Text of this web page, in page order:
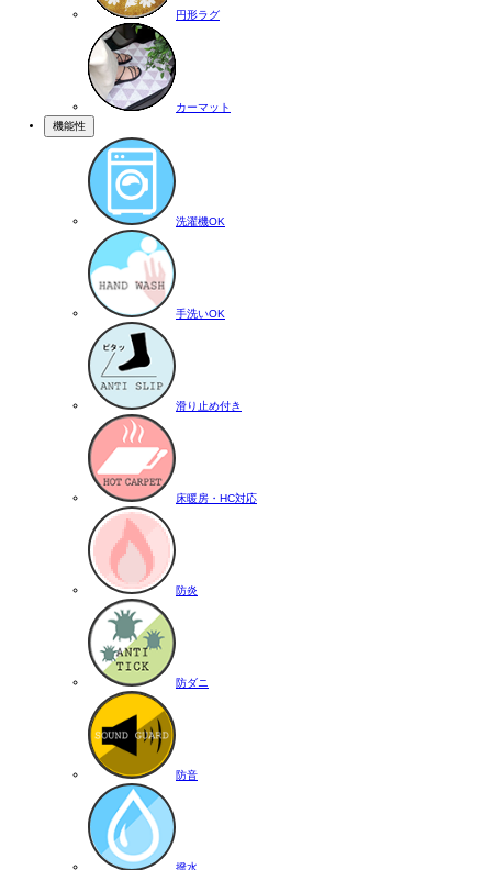
円形ラグ
カーマット
機能性
洗濯機OK
手洗いOK
滑り止め付き
床暖房・HC対応
防炎
防ダニ
防音
撥水